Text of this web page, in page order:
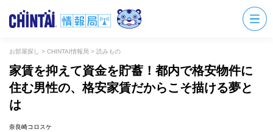
お部屋探し > CHINTAI情報局 > 読みもの
家賃を抑えて資金を貯蓄！都内で格安物件に
住む男性の、格安家賃だからこそ描ける夢と
は
奈良崎コロスケ